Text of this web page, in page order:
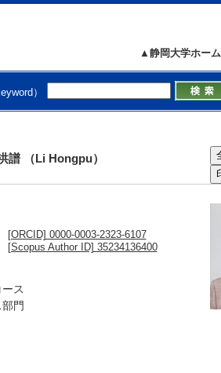
▲静岡大学ホーム
）
譜 （Li Hongpu）
[ORCID] 0000-0003-2323-6107
[Scopus Author ID] 35234136400
ス
門